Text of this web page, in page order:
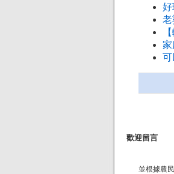
好
老
家
可
歡迎留言
並根據農